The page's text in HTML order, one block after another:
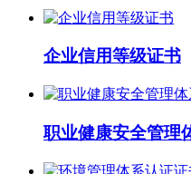
企业信用等级证书
职业健康安全管理